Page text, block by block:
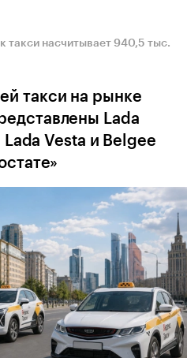
такси насчитывает 940,5 тыс.
такси на рынке
Lada
Vesta и Belgee